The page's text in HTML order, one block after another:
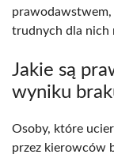
prawodawstwem,
trudnych dla nich
Jakie są
wyniku
Osoby, które
przez kierowców